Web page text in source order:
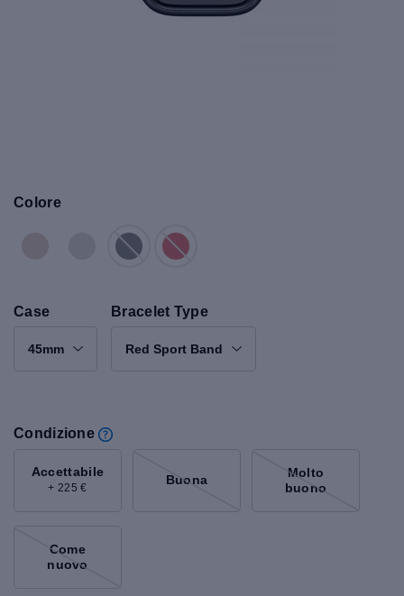
Colore
Case
45mm
Bracelet Type
Red Sport Band
Condizione
Accettabile
+ 225 €
Buona
Molto
buono
Come
nuovo